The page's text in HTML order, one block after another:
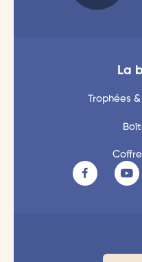
La
Trophées